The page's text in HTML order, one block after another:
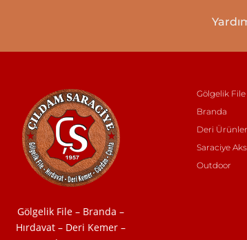
Deri Kartlık 0
Vitrin Ürünleri 0
Hırdavat 0
% 95’lik Gölgelik File 180 gr
Gölgelik File – Branda –
Hırdavat – Deri Kemer –
Gölgelik File
Branda
Deri
Saraciye
Outdoor